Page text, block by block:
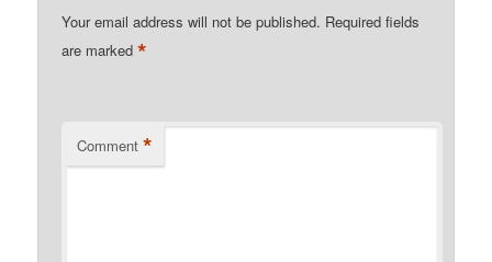
Your email address will not be published. Required fields
are marked*
Comment *